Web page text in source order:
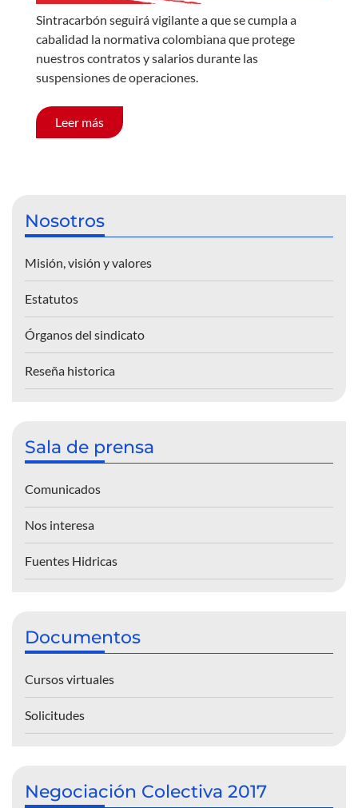
Sintracarbón seguirá vigilante a que se cumpla a
cabalidad la normativa colombiana que protege
nuestros contratos y salarios durante las
suspensiones de operaciones.
Leer más
Nosotros
Misión, visión y valores
Estatutos
Órganos del sindicato
Reseña historica
Sala de prensa
Comunicados
Nos interesa
Fuentes Hidricas
Documentos
Cursos virtuales
Solicitudes
Negociación Colectiva 2017